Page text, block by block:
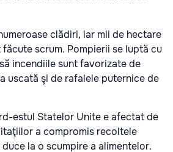
clădiri, iar mii de hectare
scrum. Pompierii se luptă cu
incendiile sunt favorizate de
uscată şi de rafalele puternice de
estul Statelor Unite e afectat de
a compromis recoltele
la o scumpire a alimentelor.